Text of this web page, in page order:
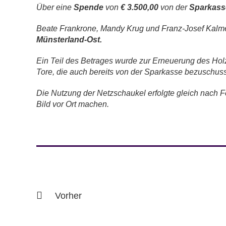
Über eine Spende von € 3.500,00 von der
Beate Frankrone, Mandy Krug und Franz-Josef
Münsterland-Ost.
Ein Teil des Betrages wurde zur Erneuerung des
Tore, die auch bereits von der Sparkasse
Die Nutzung der Netzschaukel erfolgte gleich nach
Bild vor Ort machen.
Vorher